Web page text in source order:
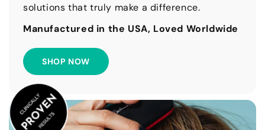
solutions that truly make a difference.
Manufactured in the USA, Loved Worldwide
SHOP NOW